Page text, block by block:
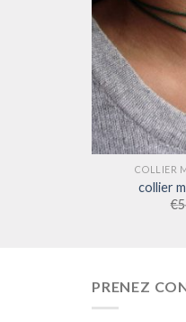
COLLIER
collier
€
PRENEZ